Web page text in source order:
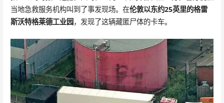
当地急救服务机构叫到了事发现场。在伦敦以东约25英里的格雷
斯沃特格莱德工业园，发现了这辆藏匿尸体的卡车。